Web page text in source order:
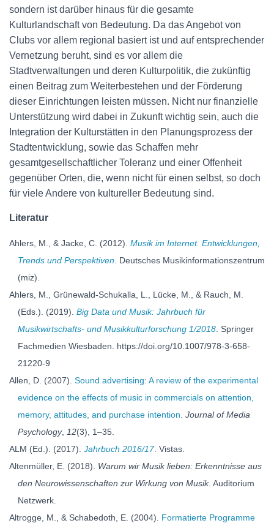
sondern ist darüber hinaus für die gesamte
Kulturlandschaft von Bedeutung. Da das Angebot von
Clubs vor allem regional basiert ist und auf entsprechender
Vernetzung beruht, sind es vor allem die
Stadtverwaltungen und deren Kulturpolitik, die zukünftig
einen Beitrag zum Weiterbestehen und der Förderung
dieser Einrichtungen leisten müssen. Nicht nur finanzielle
Unterstützung wird dabei in Zukunft wichtig sein, auch die
Integration der Kulturstätten in den Planungsprozess der
Stadtentwicklung, sowie das Schaffen mehr
gesamtgesellschaftlicher Toleranz und einer Offenheit
gegenüber Orten, die, wenn nicht für einen selbst, so doch
für viele Andere von kultureller Bedeutung sind.
Literatur
Ahlers, M., & Jacke, C. (2012). Musik im Internet. Entwicklungen,
Trends und Perspektiven . Deutsches Musikinformationszentrum
(miz).
Ahlers, M., Grünewald-Schukalla, L., Lücke, M., & Rauch, M.
(Eds.). (2019). Big Data und Musik: Jahrbuch für
Musikwirtschafts- und Musikkulturforschung 1/2018 . Springer
Fachmedien Wiesbaden. https://doi.org/10.1007/978-3-658-
21220-9
Allen, D. (2007). Sound advertising: A review of the experimental
evidence on the effects of music in commercials on attention,
memory, attitudes, and purchase intention Journal of Media
Psychology, 12(3), 1–35.
ALM (Ed.). (2017). Jahrbuch 2016/17. Vistas.
Altenmüller, E. (2018). Warum wir Musik lieben: Erkenntnisse aus
den Neurowissenschaften zur Wirkung von Musik. Auditorium
Netzwerk.
Altrogge, M., & Schabedoth, E. (2004). Formatierte Programme